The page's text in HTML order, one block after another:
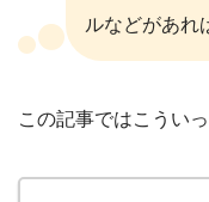
ルなどがあれ
この記事ではこうい